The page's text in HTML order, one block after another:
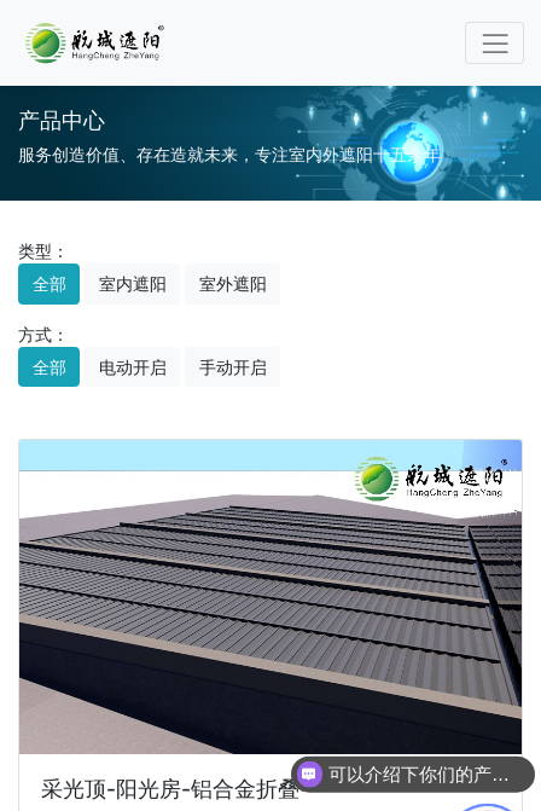
产品中心
服务创造价值、存在造就未来，专注室内外遮阳十五余年
类型：
全部
室内遮阳 室外遮阳
方式：
全部
电动开启 手动开启
采光顶-阳光房-铝合金折叠···
可以介绍下你们的产品么